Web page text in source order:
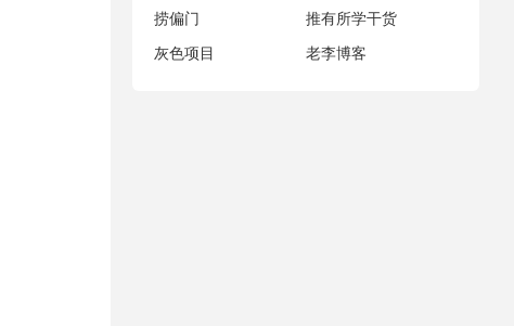
捞偏门
推有所学干货
灰色项目
老李博客